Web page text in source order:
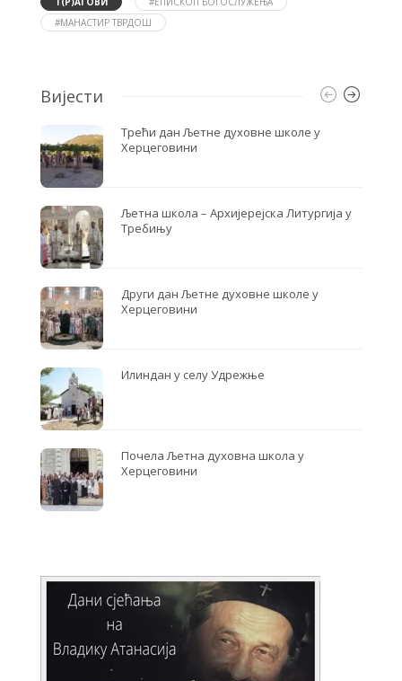
o
k
r
#МАНАСТИР ТВРДОШ
Вијести
Трећи дан Љетне духовне школе у
Херцеговини
Љетна школа – Архијерејска Литургија у
Требињу
Други дан Љетне духовне школе у
Херцеговини
Илиндан у селу Удрежње
Почела Љетна духовна школа у
Херцеговини